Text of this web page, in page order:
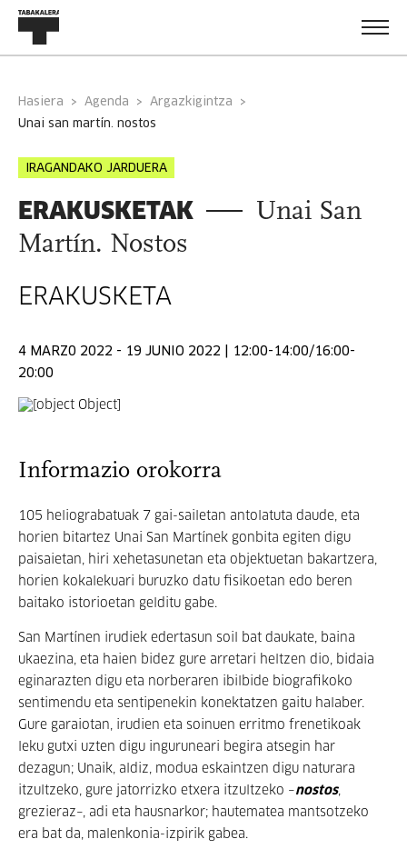
Hasiera Agenda
Argazkigintza
unai san martín. nostos
IRAGANDAKO JARDUERA
ERAKUSKETAK
Unai San
Martín. Nostos
ERAKUSKETA
4 MARZ0 2022 - 19 JUNIO 2022 | 12:00-14:00/16:00-
20:00
Informazio orokorra
105 heliograbatuak 7 gai-sailetan antolatuta daude, eta
horien bitartez Unai San Martínek gonbita egiten digu
paisaietan, hiri xehetasunetan eta objektuetan bakartzera,
horien kokalekuari buruzko datu fisikoetan edo beren
baitako istorioetan gelditu gabe.
San Martínen irudiek edertasun soil bat daukate, baina
ukaezina, eta haien bidez gure arretari heltzen dio, bidaia
eginarazten digu eta norberaren ibilbide biografikoko
sentimendu eta sentipenekin konektatzen gaitu halaber.
Gure garaiotan, irudien eta soinuen erritmo frenetikoak
leku gutxi uzten digu inguruneari begira atsegin har
dezagun; Unaik, aldiz, modua eskaintzen digu naturara
itzultzeko, gure jatorrizko etxera itzultzeko –nostos,
grezieraz–, adi eta hausnarkor; hautematea mantsotzeko
era bat da, malenkonia-izpirik gabea.